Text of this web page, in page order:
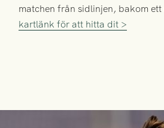
matchen från sidlinjen, bakom ett
kartlänk för att hitta dit >